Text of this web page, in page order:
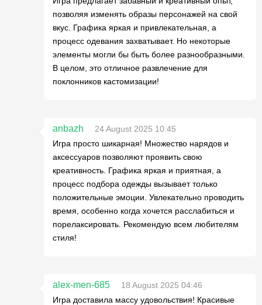
позволяя изменять образы персонажей на свой
вкус. Графика яркая и привлекательная, а
процесс одевания захватывает. Но некоторые
элементы могли бы быть более разнообразными.
В целом, это отличное развлечение для
поклонников кастомизации!
anbazh
24 August 2025 10:45
Игра просто шикарная! Множество нарядов и
аксессуаров позволяют проявить свою
креативность. Графика яркая и приятная, а
процесс подбора одежды вызывает только
положительные эмоции. Увлекательно проводить
время, особенно когда хочется расслабиться и
порелаксировать. Рекомендую всем любителям
стиля!
alex-men-685
18 August 2025 04:46
Игра доставила массу удовольствия! Красивые